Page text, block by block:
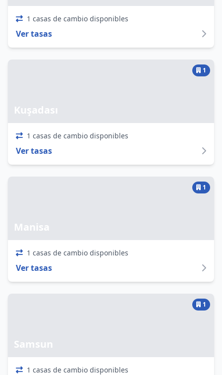
1 casas de cambio disponibles
Ver tasas
Kuşadası
1
1 casas de cambio disponibles
Ver tasas
Manisa
1
1 casas de cambio disponibles
Ver tasas
Samsun
1
1 casas de cambio disponibles